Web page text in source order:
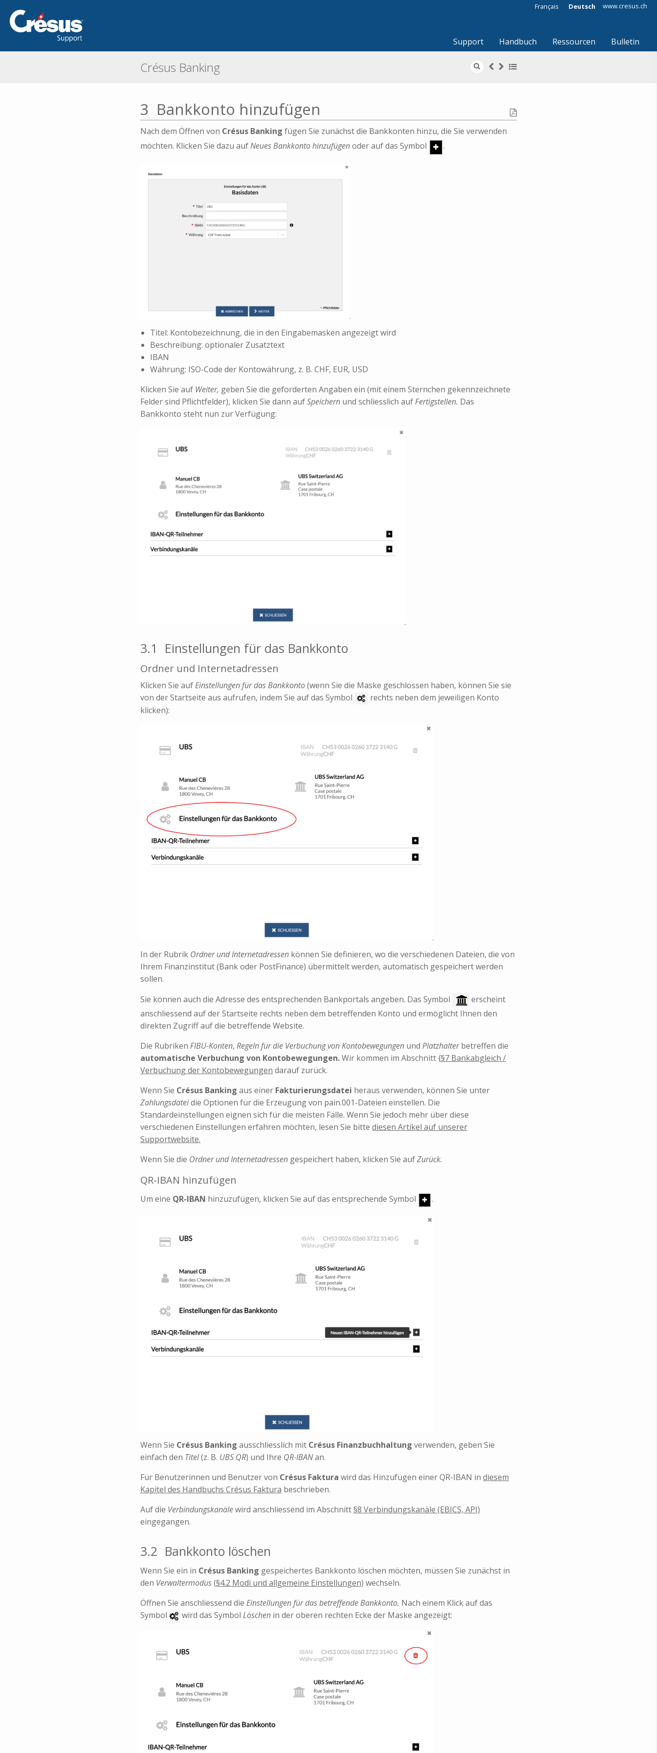
Français Deutsch www.cresus.ch
Support Handbuch Ressourcen Bulletin
Crésus Banking
3 Bankkonto hinzufügen
Nach dem Öffnen von Crésus Banking fügen Sie zunächst die Bankkonten hinzu, die Sie verwenden
möchten. Klicken Sie dazu aufNeues Bankkonto hinzufügenoder auf das Symbol .
Titel: Kontobezeichnung, die in den Eingabemasken angezeigt wird
Beschreibung: optionaler Zusatztext
IBAN
Währung: ISO-Code der Kontowährung, z. B. CHF, EUR, USD
Klicken Sie auf Weiter, geben Sie die geforderten Angaben ein (mit einem Sternchen gekennzeichnete
Felder sind Pflichtfelder), klicken Sie dann aufSpeichern und schliesslich aufFertigstellen. Das
Bankkonto steht nun zur Verfügung:
3.1 Einstellungen für das Bankkonto
Ordner und Internetadressen
Klicken Sie aufEinstellungen für das Bankkonto(wenn Sie die Maske geschlossen haben, können Sie sie
von der Startseite aus aufrufen, indem Sie auf das Symbol
rechts neben dem jeweiligen Konto
klicken):
In der Rubrik Ordner und Internetadressen können Sie definieren, wo die verschiedenen Dateien, die von
Ihrem Finanzinstitut (Bank oder PostFinance) übermittelt werden, automatisch gespeichert werden
sollen.
Sie können auch die Adresse des entsprechenden Bankportals angeben. Das Symbol
erscheint
anschliessend auf der Startseite rechts neben dem betreffenden Konto und ermöglicht Ihnen den
direkten Zugriff auf die betreffende Website.
Die Rubriken FIBU-Konten, Regeln für die Verbuchung von Kontobewegungen und Platzhalterbetreffen die
automatische Verbuchung von Kontobewegungen.Wir kommen im Abschnitt {§7 Bankabgleich /
Verbuchung der Kontobewegungen darauf zurück.
Wenn Sie Crésus Banking aus einer Fakturierungsdatei heraus verwenden, können Sie unter
Zahlungsdateidie Optionen für die Erzeugung von pain.001-Dateien einstellen. Die
Standardeinstellungen eignen sich für die meisten Fälle. Wenn Sie jedoch mehr über diese
verschiedenen Einstellungen erfahren möchten, lesen Sie bitte diesen Artikel auf unserer
Supportwebsite.
Wenn Sie die Ordner und Internetadressen gespeichert haben, klicken Sie aufZurück.
QR-IBAN hinzufügen
Um eine QR-IBAN hinzuzufügen, klicken Sie auf das entsprechende Symbol .
Wenn Sie Crésus Banking ausschliesslich mit Crésus Finanzbuchhaltung verwenden, geben Sie
einfach den Titel(z. B. UBS QR) und Ihre QR-IBANan.
Für Benutzerinnen und Benutzer von Crésus Faktura wird das Hinzufügen einer QR-IBAN in diesem
Kapitel des Handbuchs Crésus Faktura beschrieben.
Auf die Verbindungskanälewird anschliessend im Abschnitt§8 Verbindungskanäle (EBICS, API)
eingegangen.
3.2 Bankkonto löschen
Wenn Sie ein in Crésus Banking gespeichertes Bankkonto löschen möchten, müssen Sie zunächst in
den Verwaltermodus(§4.2 Modi und allgemeine Einstellungen) wechseln.
Öffnen Sie anschliessend die Einstellungen für das betreffende Bankkonto. Nach einem Klick auf das
Symbol
wird das Symbol Löschen in der oberen rechten Ecke der Maske angezeigt: